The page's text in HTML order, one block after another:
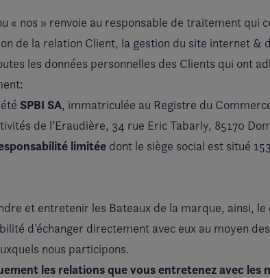
« nos » renvoie au responsable de traitement qui
de la relation Client, la gestion du site internet &
les données personnelles des Clients qui ont
SPBI SA, immatriculée au Registre du
de l’Eraudière, 34 rue Eric Tabarly, 85170
limitée dont le siège social est situé
et entretenir les Bateaux de la marque, ainsi, le
d’échanger directement avec eux au moyen
nous participons.
les relations que vous entretenez avec les